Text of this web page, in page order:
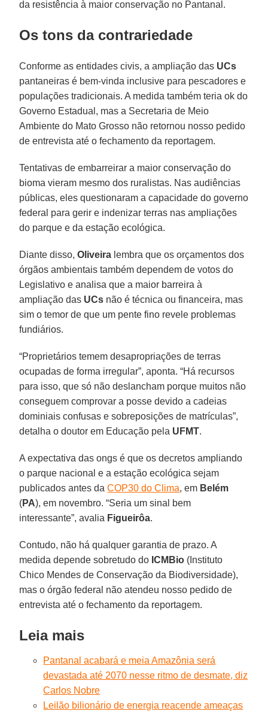
da resistência à maior conservação no Pantanal.
Os tons da contrariedade
Conforme as entidades civis, a ampliação das UCs
pantaneiras é bem-vinda inclusive para pescadores e
populações tradicionais. A medida também teria ok do
Governo Estadual, mas a Secretaria de Meio
Ambiente do Mato Grosso não retornou nosso pedido
de entrevista até o fechamento da reportagem.
Tentativas de embarreirar a maior conservação do
bioma vieram mesmo dos ruralistas. Nas audiências
públicas, eles questionaram a capacidade do governo
federal para gerir e indenizar terras nas ampliações
do parque e da estação ecológica.
Diante disso,Oliveira lembra que os orçamentos dos
órgãos ambientais também dependem de votos do
Legislativo e analisa que a maior barreira à
ampliação das UCs não é técnica ou financeira, mas
sim o temor de que um pente fino revele problemas
fundiários.
“Proprietários temem desapropriações de terras
ocupadas de forma irregular”, aponta. “Há recursos
para isso, que só não deslancham porque muitos não
conseguem comprovar a posse devido a cadeias
dominiais confusas e sobreposições de matrículas”,
detalha o doutor em Educação pela UFMT.
A expectativa das ongs é que os decretos ampliando
o parque nacional e a estação ecológica sejam
publicados antes daCOP30 do Clima, em Belém
(PA), em novembro. “Seria um sinal bem
interessante”, avalia Figueirôa.
Contudo, não há qualquer garantia de prazo. A
medida depende sobretudo do ICMBio (Instituto
Chico Mendes de Conservação da Biodiversidade),
mas o órgão federal não atendeu nosso pedido de
entrevista até o fechamento da reportagem.
Leia mais
Pantanal acabará e meia Amazônia será
devastada até 2070 nesse ritmo de desmate, diz
Carlos Nobre
Leilão bilionário de energia reacende ameaças